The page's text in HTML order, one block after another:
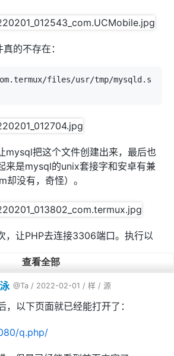
的不存在：
files/usr/tmp/mysqld.s
mysql把这个文件创建出来，最后也
来是mysql的unix套接字和安卓有兼
没有，奇怪）。
，让PHP去连接3306端口。执行以
'127.0.0.1'/g" ~/hu60wap
.php
们创建的是
查看全部
@Ta / 2022-02-01 / 样 / 源
，以下页面就已经能打开了：
q.php/